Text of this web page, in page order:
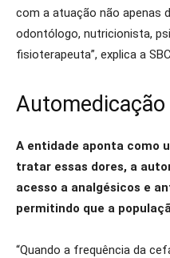
com a atuação não apenas
odontólogo, nutricionista,
fisioterapeuta”, explica a
Automedicação
A entidade aponta como
tratar essas dores, a
acesso a analgésicos e
permitindo que a
“Quando a frequência da